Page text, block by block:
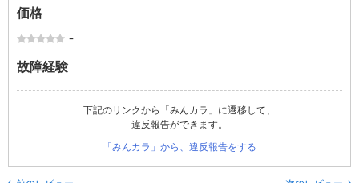
価格
-
故障経験
下記のリンクから「みんカラ」に遷移して、
違反報告ができます。
「みんカラ」から、違反報告をする